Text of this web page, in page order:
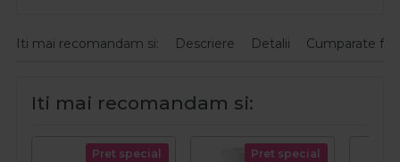
Iti mai recomandam si: Descriere Detalii Cumparate
Iti mai recomandam si:
Pret special Pret special